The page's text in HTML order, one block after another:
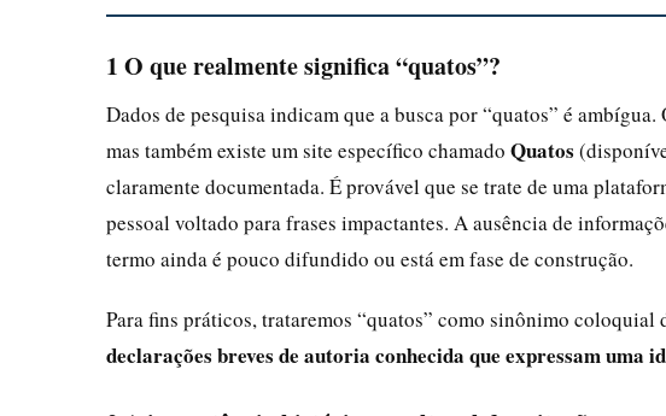
1 O que realmente significa “quatos”?
Dados de pesquisa indicam que a busca por “quatos” é
mas também existe um site específico chamado Quatos
claramente documentada. É provável que se trate de uma
pessoal voltado para frases impactantes. A ausência de
termo ainda é pouco difundido ou está em fase de construção.
Para fins práticos, trataremos “quatos” como sinônimo coloquial
declarações breves de autoria conhecida que expressam uma